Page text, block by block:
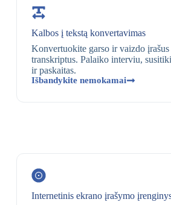
Kalbos į tekstą konvertavimas
Konvertuokite garso ir vaizdo
transkriptus. Palaiko interviu,
ir paskaitas.
Išbandykite nemokamai
Internetinis ekrano įrašymo